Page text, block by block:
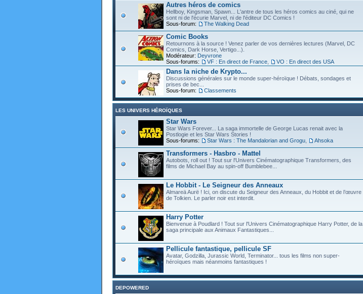
Autres héros de comics
Hellboy, Kingsman, Spawn... L'antre de tous les héros comics au ciné, qui ne
sont ni de l'écurie Marvel, ni de l'éditeur DC Comics !
Sous-forum:
The Walking Dead
Comic Books
Retournons à la source ! Venez parler de vos dernières lectures (Marvel, DC
Comics, Dark Horse, Vertigo...).
Modérateur: Deyvrone
Sous-forums:
VF : En direct de France VO : En direct des USA
Dans la niche de Krypto...
Discussions générales sur le monde super-héroïque ! Débats, sondages et
prises de bec...
Sous-forum:
Classements
LES UNIVERS HÉROÏQUES
Star Wars
Star Wars Forever... La saga immortelle de George Lucas renait avec la
Postlogie et les Star Wars Stories !
Sous-forums:
Star Wars : The Mandalorian and Grogu Ahsoka
Transformers - Hasbro - Mattel
Autobots, roll out ! Tout sur l'Univers Cinématographique Transformers, des
films de Michael Bay au spin-off Bumblebee...
Le Hobbit - Le Seigneur des Anneaux
Almareä Aurë ! Ici, on discute du Seigneur des Anneaux, du Hobbit et de l’œuvre
de Tolkien. Le parler noir est interdit.
Harry Potter
Bienvenue à Poudlard ! Tout sur l'Univers Cinématographique Harry Potter, de la
saga principale aux Animaux Fantastiques...
Pellicule fantastique, pellicule SF
Avatar, Godzilla, Jurassic World, Terminator... tous les films non super-
héroïques mais néanmoins fantastiques !
DEPOWERED